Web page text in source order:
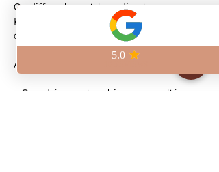
On diffuse le match en direct au
Kilomètre Zéro, à deux pas de la Place
de la République.
Au programme :
– Grand écran et ambiance survoltée